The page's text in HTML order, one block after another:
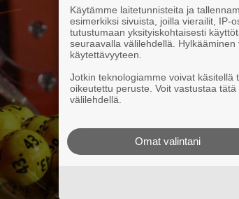
Käytämme laitetunnisteita ja
esimerkiksi sivuista, joilla vierailit, IP-
tutustumaan yksityiskohtaisesti
seuraavalla välilehdellä.
käytettävyyteen.
Jotkin teknologiamme voivat käsitellä
oikeutettu peruste. Voit vastustaa
välilehdellä.
Omat valintani